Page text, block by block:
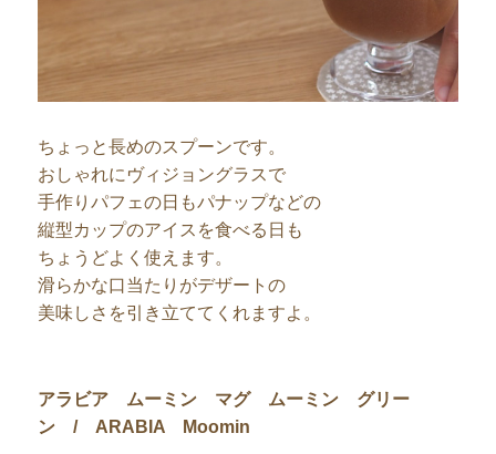
ちょっと長めのスプーンです。
おしゃれにヴィジョングラスで
手作りパフェの日もパナップなどの
縦型カップのアイスを食べる日も
ちょうどよく使えます。
滑らかな口当たりがデザートの
美味しさを引き立ててくれますよ。
アラビア ムーミン マグ ムーミン グリー
ン / ARABIA Moomin